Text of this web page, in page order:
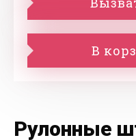
В
Рулонные